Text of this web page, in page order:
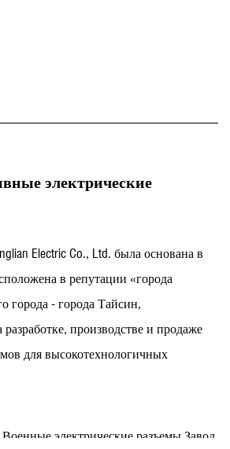
электрические
Electric Co., Ltd. была основана в
в репутации «города
города - города Тайсин,
разработке, производстве и продаже
для высокотехнологичных
электрические разъемы Завод